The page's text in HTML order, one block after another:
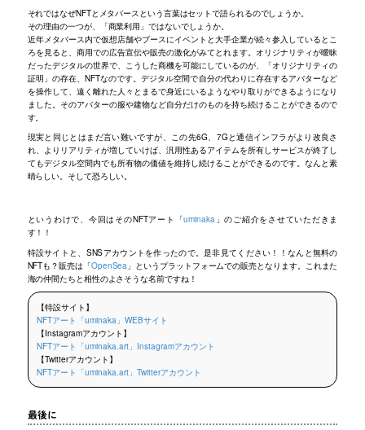
それではなぜNFTとメタバースという言葉はセットで語られるのでしょうか。
その理由の一つが、「商業利用」ではないでしょうか。
近年メタバース内で仮想店舗やブースにイベントと大手企業が続々参入しているとこ
ろを見ると、商用での広告宣伝や販売の激化がみてとれます。オリジナリティが曖昧
だったデジタルの世界で、こうした商機を可能にしているのが、「オリジナリティの
証明」の存在、NFTなのです。デジタル空間で自分の代わりに存在するアバターなど
を操作して、遠く離れた人々とまるで身近にいるようなやり取りができるようになり
ました。そのアバターの服や建物など自分だけのものを持ち続けることができるので
す。
現実と同じとはまだ言い難いですが、この先6G、7Gと通信インフラがより改良さ
れ、よりリアリティが増していけば、汎用性あるアイテムを所有しサービスが終了し
てもデジタル空間内でも所有物の価値を維持し続けることができるのです。なんと素
晴らしい。そして恐ろしい。
というわけで、今回はそのNFTアート「uminaka」のご紹介をさせていただきま
す！！
特設サイトと、SNSアカウントを作ったので。是非見てください！！なんと無料の
NFTも？販売は「OpenSea 」というプラットフォームでの販売となります。これまた
海の仲間たちと相性のよさそうな名前ですね！
【特設サイト】
NFTアート「uminaka」WEBサイト
【Instagramアカウント】
NFTアート「uminaka.art」Instagramアカウント
【Twitterアカウント】
NFTアート「uminaka.art」Twitterアカウント
最後に